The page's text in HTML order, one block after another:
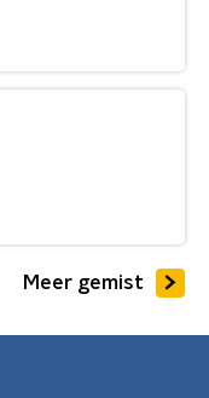
Meer gemist